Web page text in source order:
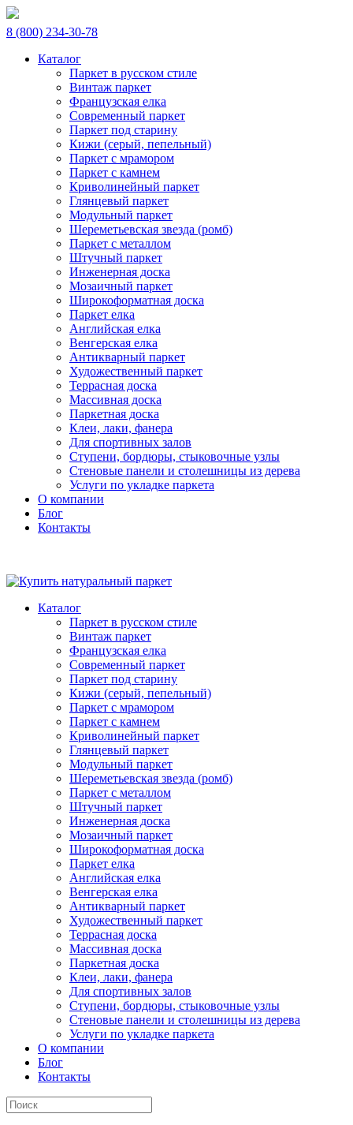
8 (800) 234-30-78
Каталог
Паркет в русском стиле
Винтаж паркет
Французская елка
Современный паркет
Паркет под старину
Кижи (серый, пепельный)
Паркет с мрамором
Паркет с камнем
Криволинейный паркет
Глянцевый паркет
Модульный паркет
Шереметьевская звезда (ромб)
Паркет с металлом
Штучный паркет
Инженерная доска
Мозаичный паркет
Широкоформатная доска
Паркет елка
Английская елка
Венгерская елка
Антикварный паркет
Художественный паркет
Террасная доска
Массивная доска
Паркетная доска
Клеи, лаки, фанера
Для спортивных залов
Ступени, бордюры, стыковочные узлы
Стеновые панели и столешницы из дерева
Услуги по укладке паркета
О компании
Блог
Контакты
Каталог
Паркет в русском стиле
Винтаж паркет
Французская елка
Современный паркет
Паркет под старину
Кижи (серый, пепельный)
Паркет с мрамором
Паркет с камнем
Криволинейный паркет
Глянцевый паркет
Модульный паркет
Шереметьевская звезда (ромб)
Паркет с металлом
Штучный паркет
Инженерная доска
Мозаичный паркет
Широкоформатная доска
Паркет елка
Английская елка
Венгерская елка
Антикварный паркет
Художественный паркет
Террасная доска
Массивная доска
Паркетная доска
Клеи, лаки, фанера
Для спортивных залов
Ступени, бордюры, стыковочные узлы
Стеновые панели и столешницы из дерева
Услуги по укладке паркета
О компании
Блог
Контакты